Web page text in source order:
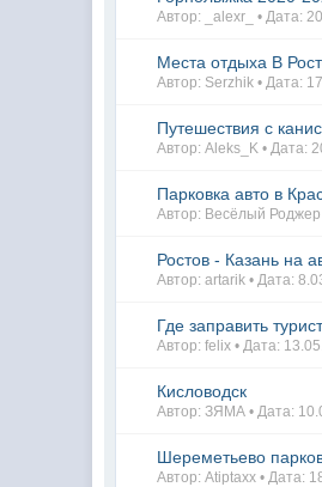
Автор: _alexr_ • Дата:
Места отдыха В
Автор: Serzhik • Дата:
Путешествия с
Автор: Aleks_K • Дата:
Парковка авто в
Автор: Весёлый
Ростов - Казань на
Автор: artarik • Дата:
Где заправить
Автор: felix • Дата:
Кисловодск
Автор: ЗЯМА • Дата:
Шереметьево
Автор: Atiptaxx • Дата: